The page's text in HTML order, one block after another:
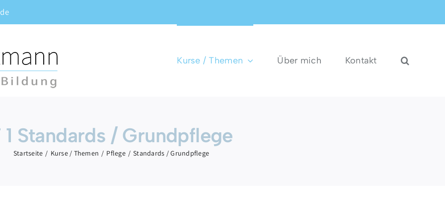
Kurse / Themen Über mich Kontakt
1 Standards / Grundpflege
Startseite Kurse / Themen Pflege Standards / Grundpflege